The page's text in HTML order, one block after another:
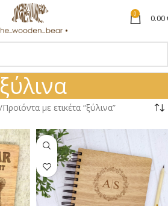
0 0.00
ξύλινα
Προϊόντα με ετικέτα “ξύλινα”